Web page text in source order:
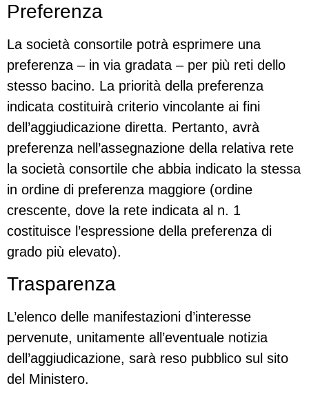
Preferenza
La società consortile potrà esprimere una
preferenza – in via gradata – per più reti dello
stesso bacino. La priorità della preferenza
indicata costituirà criterio vincolante ai fini
dell’aggiudicazione diretta. Pertanto, avrà
preferenza nell’assegnazione della relativa rete
la società consortile che abbia indicato la stessa
in ordine di preferenza maggiore (ordine
crescente, dove la rete indicata al n. 1
costituisce l’espressione della preferenza di
grado più elevato).
Trasparenza
L’elenco delle manifestazioni d’interesse
pervenute, unitamente all’eventuale notizia
dell’aggiudicazione, sarà reso pubblico sul sito
del Ministero.